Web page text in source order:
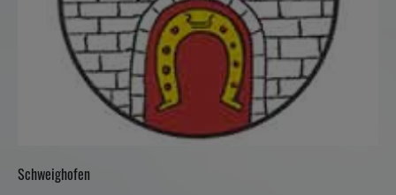
Schweighofen